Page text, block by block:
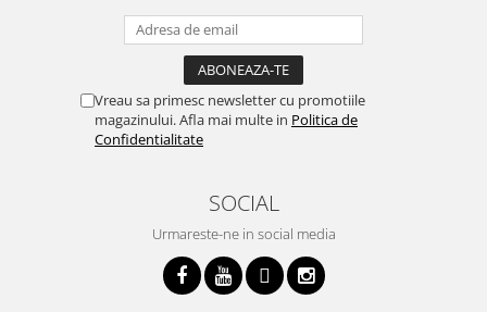
Vreau sa primesc newsletter cu promotiile
magazinului. Afla mai multe in Politica de
Confidentialitate
SOCIAL
Urmareste-ne in social media